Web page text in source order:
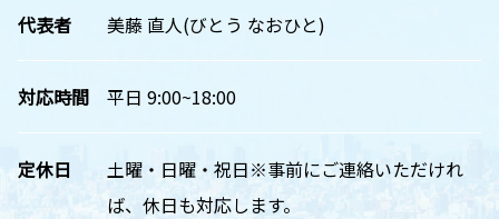
代表者 美藤 直人(びとう なおひと)
対応時間 平日 9:00~18:00
定休日
土曜・日曜・祝日※事前にご連絡いただけれ
ば、休日も対応します。